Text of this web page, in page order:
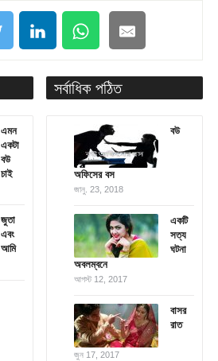
এমন
একটা
বউ
চাই
জুতা
এবং
আমি
সর্বাধিক পঠিত
বউ
অফিসের বস
জানু. 23, 2018
একটি
সত্য
ঘটনা
অবলম্বনে
আগস্ট 12, 2017
বাসর
রাত
জুন 17, 2017